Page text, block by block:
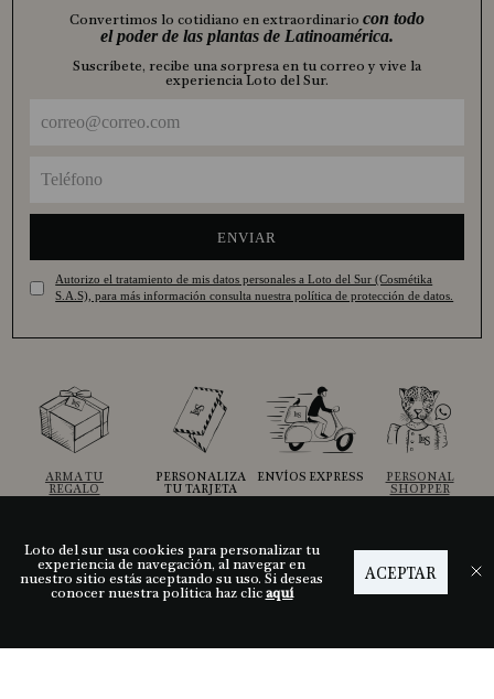
Convertimos lo cotidiano en extraordinario con todo
el poder de las plantas de Latinoamérica.
Suscríbete, recibe una sorpresa en tu correo y vive la
experiencia Loto del Sur.
ENVIAR
Autorizo el tratamiento de mis datos personales a Loto del Sur (Cosmétika
S.A.S), para más información consulta nuestra política de protección de datos.
ARMA TU
REGALO
PERSONALIZA
TU TARJETA
ENVÍOS EXPRESS
PERSONAL
SHOPPER
Ayuda
ACEPTAR
Loto del sur usa cookies para personalizar tu
experiencia de navegación, al navegar en
nuestro sitio estás aceptando su uso. Si deseas
conocer nuestra política haz clicaquí